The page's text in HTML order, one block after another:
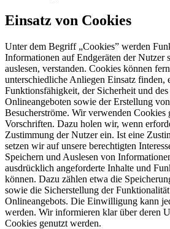
Einsatz von Cookies
Unter dem Begriff „Cookies” werden
Informationen auf Endgeräten der Nutzer
auslesen, verstanden. Cookies können
unterschiedliche Anliegen Einsatz finden,
Funktionsfähigkeit, der Sicherheit und
Onlineangeboten sowie der Erstellung
Besucherströme. Wir verwenden Cookies
Vorschriften. Dazu holen wir, wenn
Zustimmung der Nutzer ein. Ist eine
setzen wir auf unsere berechtigten
Speichern und Auslesen von
ausdrücklich angeforderte Inhalte und
können. Dazu zählen etwa die
sowie die Sicherstellung der
Onlineangebots. Die Einwilligung kann
werden. Wir informieren klar über deren
Cookies genutzt werden.